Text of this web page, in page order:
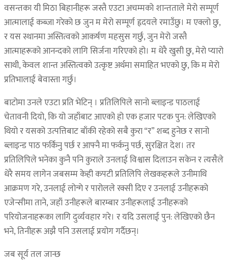
वसन्तका यी मिठा बिहानीहरू जस्तै एउटा अचम्मको शान्तताले मेरो सम्पूर्ण
आत्मालाई कब्जा गरेको छ जुन म मेरो सम्पूर्ण हृदयले रमाउँछु। म एक्लो छु,
र यस स्थानमा अस्तित्वको आकर्षण महसुस गर्छु, जुन मेरो जस्तै
आत्माहरूको आनन्दको लागि सिर्जना गरिएको हो। म धेरै खुसी छु, मेरो प्यारो
साथी, केवल शान्त अस्तित्वको उत्कृष्ट अर्थमा समाहित भएको छु, कि म मेरो
प्रतिभालाई बेवास्ता गर्छु।
बाटोमा उनले एउटा प्रति भेटिन् । प्रतिलिपिले सानो ब्लाइन्ड पाठलाई
चेतावनी दियो, कि यो जहाँबाट आएको हो एक हजार पटक पुन: लेखिएको
थियो र यसको उत्पत्तिबाट बाँकी रहेको सबै कुरा “र” शब्द हुनेछ र सानो
ब्लाइन्ड पाठ फर्किनु पर्छ र आफ्नै मा फर्कनु पर्छ, सुरक्षित देश। तर
प्रतिलिपिले भनेका कुनै पनि कुराले उनलाई विश्वास दिलाउन सकेन र त्यसैले
धेरै समय लागेन जबसम्म केही कपटी प्रतिलिपि लेखकहरूले उनीमाथि
आक्रमण गरे, उनलाई लोन्गे र पारोलले रक्सी दिए र उनलाई उनीहरूको
एजेन्सीमा ताने, जहाँ उनीहरूले बारम्बार उनीहरूलाई उनीहरूको
परियोजनाहरूका लागि दुर्व्यवहार गरे। र यदि उसलाई पुन: लेखिएको छैन
भने, तिनीहरू अझै पनि उसलाई प्रयोग गर्दैछन्।
जब सूर्य तल जान्छ